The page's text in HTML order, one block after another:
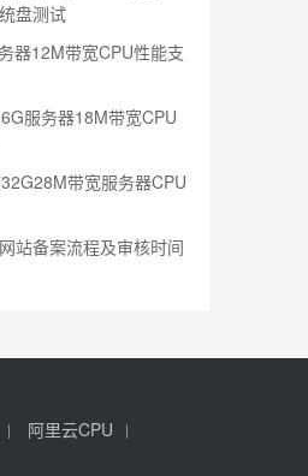
盘测试
器12M带宽CPU性能支
服务器18M带宽CPU
带宽服务器CPU
站备案流程及审核时间
阿里云CPU